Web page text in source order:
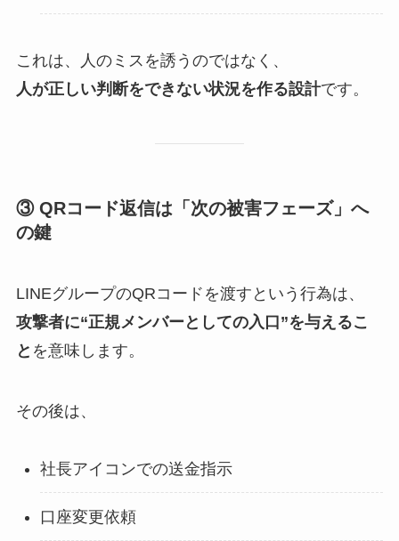
これは、人のミスを誘うのではなく、
人が正しい判断をできない状況を作る設計です。
③ QRコード返信は「次の被害フェーズ」へ
の鍵
LINEグループのQRコードを渡すという行為は、
攻撃者に“正規メンバーとしての入口”を与えるこ
と を意味します。
その後は、
社長アイコンでの送金指示
口座変更依頼